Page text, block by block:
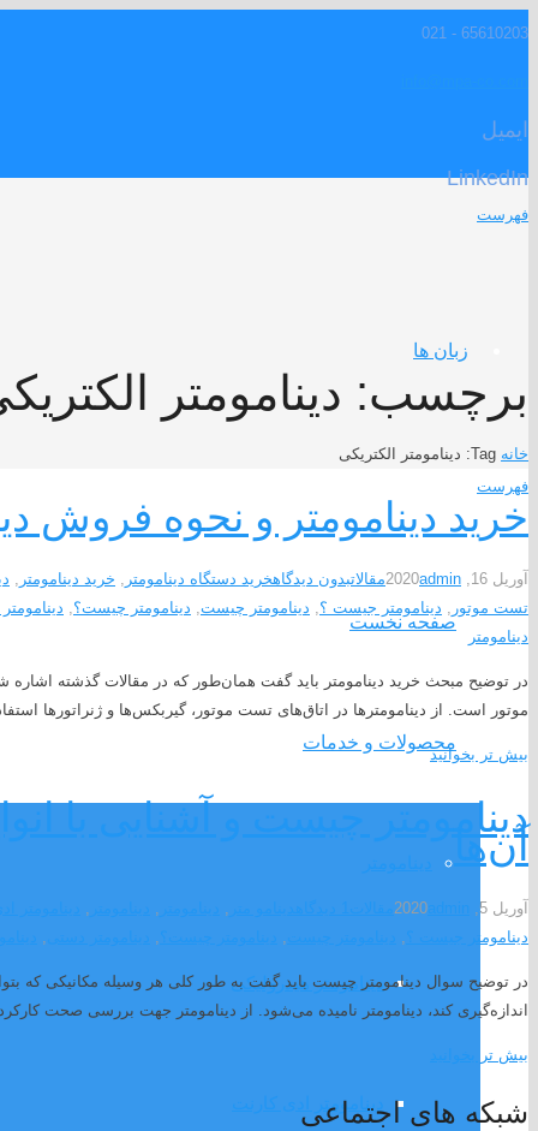
65610203 - 021
ایمیل
LinkedIn
فهرست
زبان ها
فهرست
صفحه نخست
محصولات و خدمات
دینامومتر هیدرولیکی
دینامومتر ادی کارنت
برچسب: دینامومتر
خانه Tag: دینامومتر الکتریکی
خرید دینامومتر و نحوه فروش
آوریل 16, 2020 admin مقالاتبدون دیدگاهخرید دستگاه دینامومتر , خرید دینامومتر ,
تست موتور , دینامومتر جیست ؟, دینامومتر چیست, دینامومتر چیست؟,
دینامومتر
در توضیح مبحث خرید دینامومتر باید گفت همان‌طور که در مقالات گذشته اشاره
موتور است. از دینامومترها در اتاق‌های تست موتور، گیربکس‌ها و ژنراتورها
بیش تر بخوانید
دینامومتر چیست و آشنایی با
آن‌ها
آوریل 5, 2020 ,
,
,
دینامومتر جیست ؟ ,
,
,
,
در توضیح سوال دینامومتر چیست باید گفت به طور کلی هر وسیله مکانیکی که
اندازه‌گیری کند، دینامومتر نامیده می‌شود. از دینامومتر جهت بررسی صحت
بیش تر بخوانید
شبکه های اجتماعی